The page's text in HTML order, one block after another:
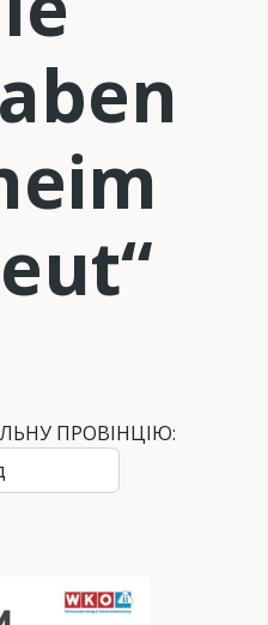
ПРОВІНЦІЮ: